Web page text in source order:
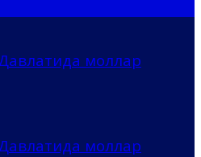
моллар
моллар